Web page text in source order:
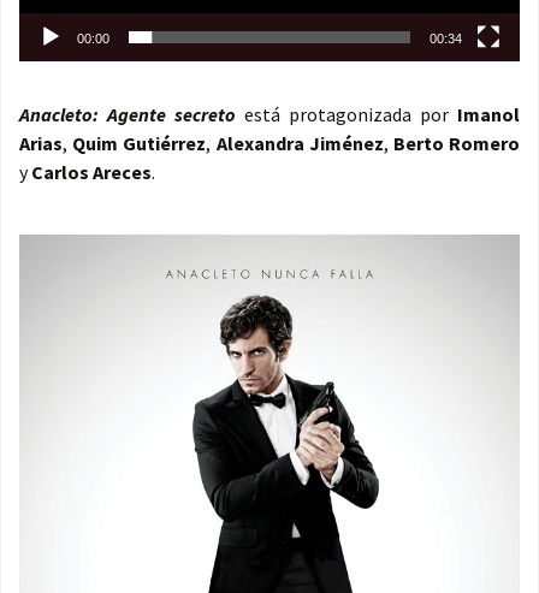
00:00 00:34
Anacleto: Agente secreto está protagonizada por Imanol
Arias, Quim Gutiérrez, Alexandra Jiménez, Berto Romero
yCarlos Areces.